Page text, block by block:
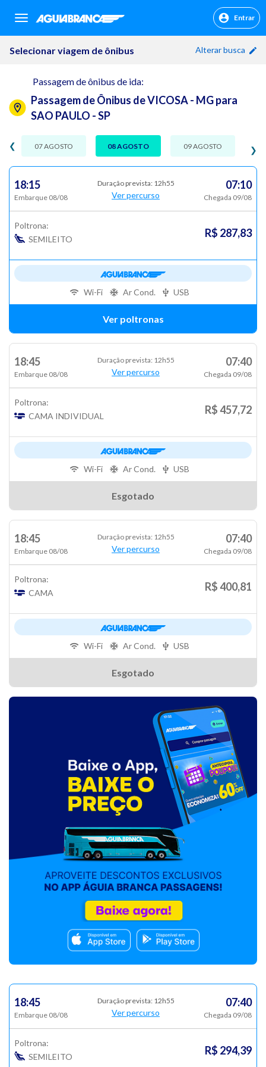
sr.header.toggle.navigation Entrar
Selecionar viagem de ônibus Alterar busca
Passagem de ônibus de ida:
Passagem de Ônibus de VICOSA - MG para
SAO PAULO - SP
❯
❮ 07 AGOSTO 08 AGOSTO 09 AGOSTO
18:15
Embarque 08/08
Duração prevista: 12h55
Ver percurso
07:10
Chegada 09/08
Poltrona:
SEMILEITO
R$ 287,83
Ver poltronas
Wi-Fi Ar Cond. USB
18:45
Embarque 08/08
Duração prevista: 12h55
Ver percurso
07:40
Chegada 09/08
Poltrona:
CAMA INDIVIDUAL
R$ 457,72
Esgotado
Wi-Fi Ar Cond. USB
18:45
Embarque 08/08
Duração prevista: 12h55
Ver percurso
07:40
Chegada 09/08
Poltrona:
CAMA
R$ 400,81
Esgotado
Wi-Fi Ar Cond. USB
18:45
Embarque 08/08
Duração prevista: 12h55
Ver percurso
07:40
Chegada 09/08
Poltrona:
SEMILEITO
R$ 294,39